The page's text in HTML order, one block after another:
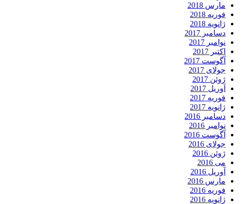
مارس 2018
فوریه 2018
ژانویه 2018
دسامبر 2017
نوامبر 2017
اکتبر 2017
آگوست 2017
جولای 2017
ژوئن 2017
آوریل 2017
فوریه 2017
ژانویه 2017
دسامبر 2016
نوامبر 2016
آگوست 2016
جولای 2016
ژوئن 2016
می 2016
آوریل 2016
مارس 2016
فوریه 2016
ژانویه 2016